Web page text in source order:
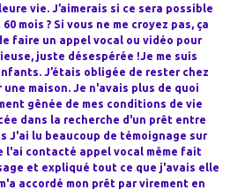
vie. J’aimerais si ce sera possible
mois ? Si vous ne me croyez pas, ça
faire un appel vocal ou vidéo pour
juste désespérée !Je me suis
J’étais obligée de rester chez
maison. Je n'avais plus de quoi
gênée de mes conditions de vie
dans la recherche d'un prêt entre
J'ai lu beaucoup de témoignage sur
l'ai contacté appel vocal même fait
et expliqué tout ce que j'avais elle
accordé mon prêt par virement en